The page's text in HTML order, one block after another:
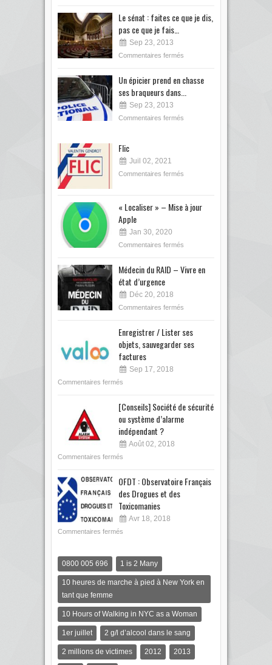
Le sénat : faites ce que je dis,
pas ce que je fais…
Sep 23, 2013
Commentaires fermés
Un épicier prend en chasse
ses braqueurs dans...
Sep 23, 2013
Commentaires fermés
Flic
Juil 02, 2021
Commentaires fermés
« Localiser » – Mise à jour
Apple
Jan 30, 2020
Commentaires fermés
Médecin du RAID – Vivre en
état d’urgence
Déc 20, 2018
Commentaires fermés
Enregistrer / Lister ses
objets, sauvegarder ses
factures
Sep 17, 2018
Commentaires fermés
[Conseils] Société de sécurité
ou système d’alarme
indépendant ?
Août 02, 2018
Commentaires fermés
OFDT : Observatoire Français
des Drogues et des
Toxicomanies
Avr 18, 2018
Commentaires fermés
0800 005 696 1 is 2 Many
10 heures de marche à pied à New York en
tant que femme
10 Hours of Walking in NYC as a Woman
1er juillet 2 g/l d’alcool dans le sang
2 millions de victimes 2012 2013